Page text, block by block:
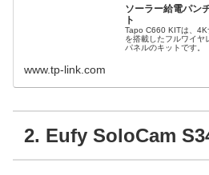
ソーラー給電パン
ト
Tapo C660 KITは、4K
を搭載したフルワイヤ
パネルのキットです。
www.tp-link.com
2. Eufy SoloCam